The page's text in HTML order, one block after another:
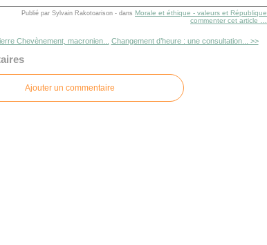
Publié par Sylvain Rakotoarison - dans Morale et éthique - valeurs et République
commenter cet article
Chevènement, macronien... Changement d’heure : une consultation... >>
Ajouter un commentaire